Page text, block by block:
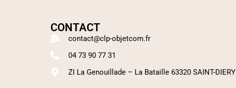
CONTACT
contact@clp-objetcom.fr
04 73 90 77 31
ZI La Genouillade – La Bataille 63320 SAINT-DIERY